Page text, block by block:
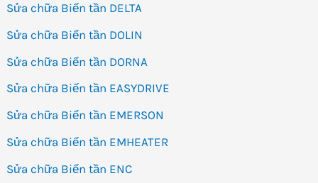
Sửa chữa Biến tần DELTA
Sửa chữa Biến tần DOLIN
Sửa chữa Biến tần DORNA
Sửa chữa Biến tần EASYDRIVE
Sửa chữa Biến tần EMERSON
Sửa chữa Biến tần EMHEATER
Sửa chữa Biến tần ENC